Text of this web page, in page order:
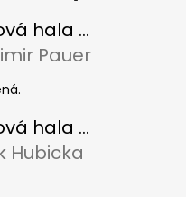
Plachtová hala 20x4m - pronájem
produktu je 5 z 5 hvězdiček.
Pauer
Plachtová hala 10x4m
produktu je 5 z 5 hvězdiček.
Hubicka